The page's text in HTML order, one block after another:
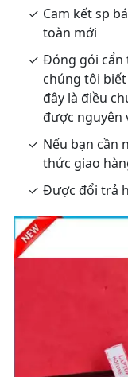
Cam kết sp
toàn mới
Đóng gói cẩn
chúng tôi
đây là điều
được nguyên
Nếu bạn cần
thức giao
Được đổi trả